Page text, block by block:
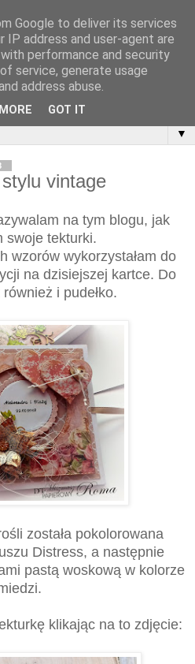
▼
vintage
na tym blogu, jak
swoje tekturki.
wzorów wykorzystałam do
na dzisiejszej kartce. Do
i pudełko.
została pokolorowana
Distress, a następnie
pastą woskową w kolorze
klikając na to zdjęcie:
Google to deliver its services
IP address and user-agent are
performance and security
service, generate usage
address abuse.
GOT IT